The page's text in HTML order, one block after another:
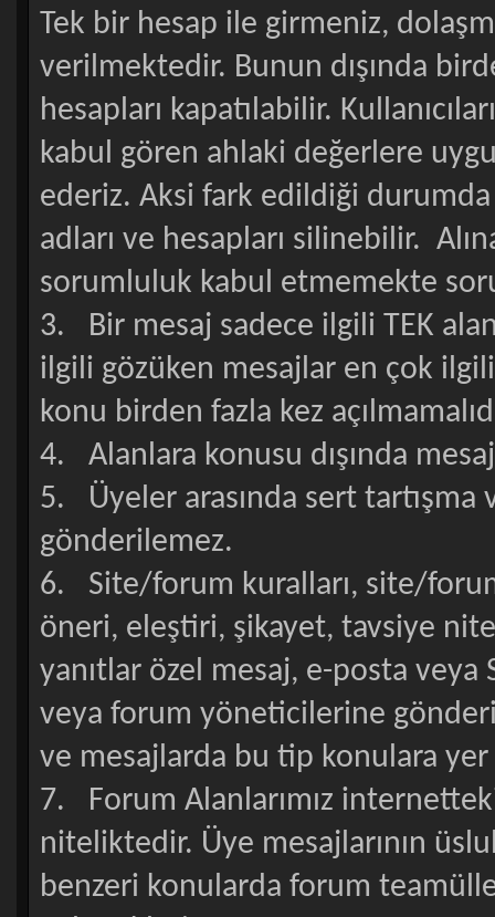
Tek bir hesap ile girmeniz,
verilmektedir. Bunun dışında
hesapları kapatılabilir.
kabul gören ahlaki değerlere
ederiz. Aksi fark edildiği durumda
adları ve hesapları silinebilir.
sorumluluk kabul etmemekte
3. Bir mesaj sadece ilgili TEK
ilgili gözüken mesajlar en çok
konu birden fazla kez
4. Alanlara konusu dışında
5. Üyeler arasında sert
gönderilemez.
6. Site/forum kuralları, site/
öneri, eleştiri, şikayet, tavsiye
yanıtlar özel mesaj, e-posta veya
veya forum yöneticilerine
ve mesajlarda bu tip konulara
7. Forum Alanlarımız
niteliktedir. Üye mesajlarının
benzeri konularda forum